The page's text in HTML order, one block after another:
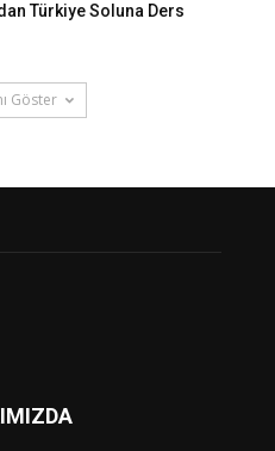
Türkiye Soluna Ders
Göster